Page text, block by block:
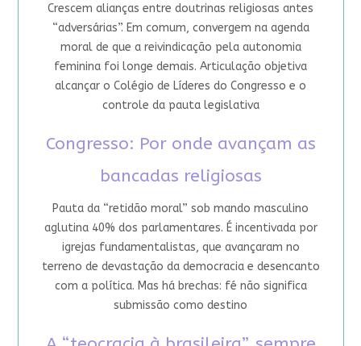
Crescem alianças entre doutrinas religiosas antes
“adversárias”. Em comum, convergem na agenda
moral de que a reivindicação pela autonomia
feminina foi longe demais. Articulação objetiva
alcançar o Colégio de Líderes do Congresso e o
controle da pauta legislativa
Congresso: Por onde avançam as
bancadas religiosas
Pauta da “retidão moral” sob mando masculino
aglutina 40% dos parlamentares. É incentivada por
igrejas fundamentalistas, que avançaram no
terreno de devastação da democracia e desencanto
com a política. Mas há brechas: fé não significa
submissão como destino